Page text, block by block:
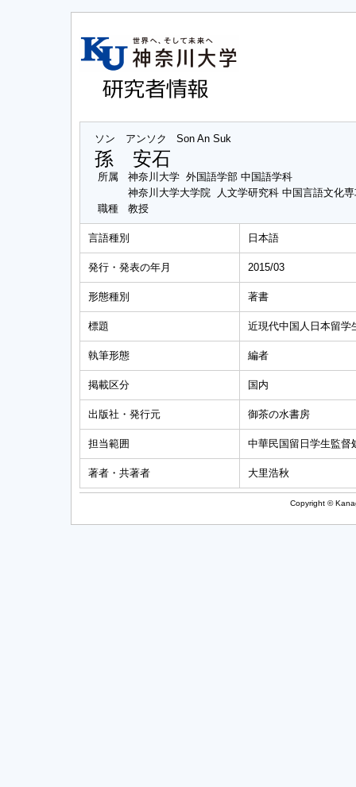
ソン アンソク Son An Suk
孫 安石
所属
神奈川大学 外国語学部 中国語学科
神奈川大学大学院 人文学研究科 中国言語文化
職種
教授
言語種別 日本語
発行・発表の年月 2015/03
形態種別 著書
標題 近現代中国人日本留学
執筆形態 編者
掲載区分 国内
出版社・発行元 御茶の水書房
担当範囲 中華民国留日学生監督
著者・共著者 大里浩秋
Copyright ©